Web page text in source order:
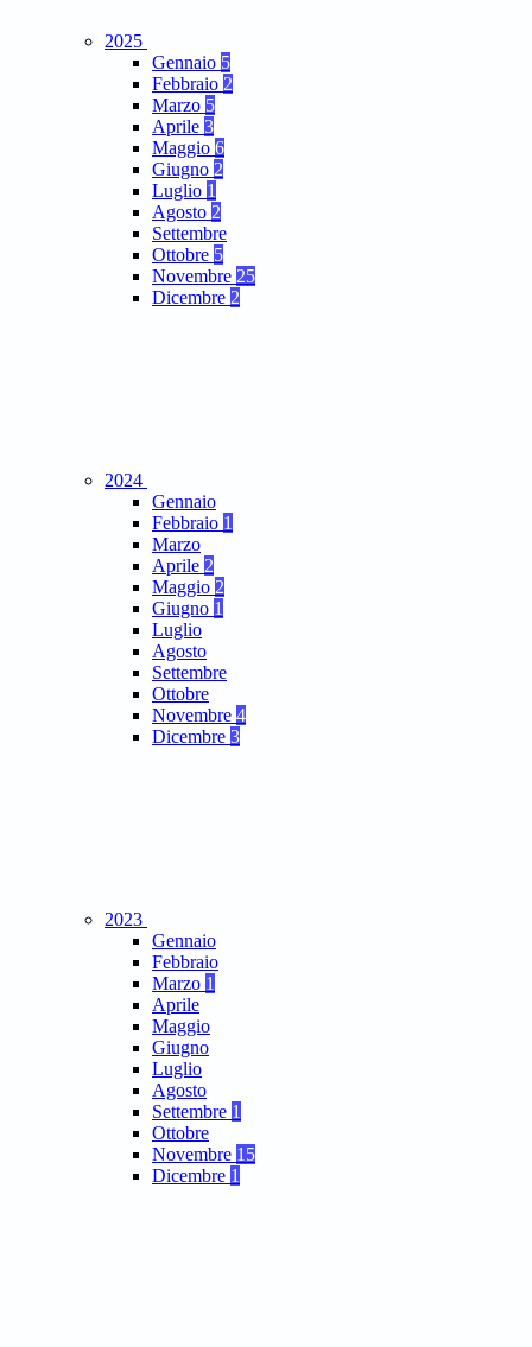
2025
Gennaio 5
Febbraio 2
Marzo 5
Aprile 3
Maggio 6
Giugno 2
Luglio 1
Agosto 2
Settembre
Ottobre 5
Novembre 25
Dicembre 2
2024
Gennaio
Febbraio 1
Marzo
Aprile 2
Maggio 2
Giugno 1
Luglio
Agosto
Settembre
Ottobre
Novembre 4
Dicembre 3
2023
Gennaio
Febbraio
Marzo 1
Aprile
Maggio
Giugno
Luglio
Agosto
Settembre 1
Ottobre
Novembre 15
Dicembre 1